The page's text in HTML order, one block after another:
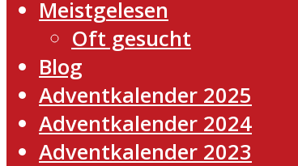
Meistgelesen
Oft gesucht
Blog
Adventkalender 2025
Adventkalender 2024
Adventkalender 2023